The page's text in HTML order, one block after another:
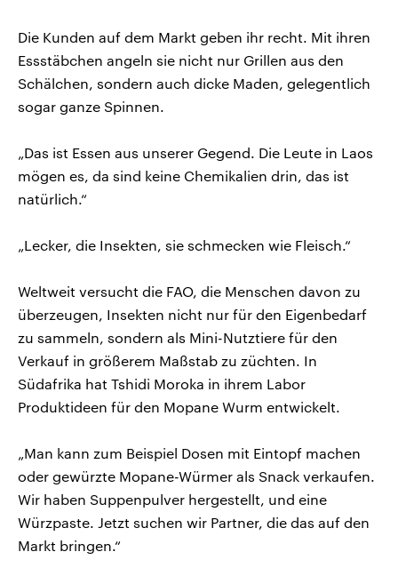
Die Kunden auf dem Markt geben ihr recht. Mit ihren
Essstäbchen angeln sie nicht nur Grillen aus den
Schälchen, sondern auch dicke Maden, gelegentlich
sogar ganze Spinnen.
„Das ist Essen aus unserer Gegend. Die Leute in Laos
mögen es, da sind keine Chemikalien drin, das ist
natürlich.“
„Lecker, die Insekten, sie schmecken wie Fleisch.“
Weltweit versucht die FAO, die Menschen davon zu
überzeugen, Insekten nicht nur für den Eigenbedarf
zu sammeln, sondern als Mini-Nutztiere für den
Verkauf in größerem Maßstab zu züchten. In
Südafrika hat Tshidi Moroka in ihrem Labor
Produktideen für den Mopane Wurm entwickelt.
„Man kann zum Beispiel Dosen mit Eintopf machen
oder gewürzte Mopane-Würmer als Snack verkaufen.
Wir haben Suppenpulver hergestellt, und eine
Würzpaste. Jetzt suchen wir Partner, die das auf den
Markt bringen.“